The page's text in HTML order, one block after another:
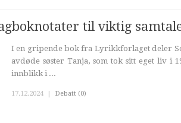
til viktig
I en gripende bok fra Lyrikkforlaget deler
avdøde søster Tanja, som tok sitt eget liv i
innblikk i ...
17.12.2024 | Debatt (0)